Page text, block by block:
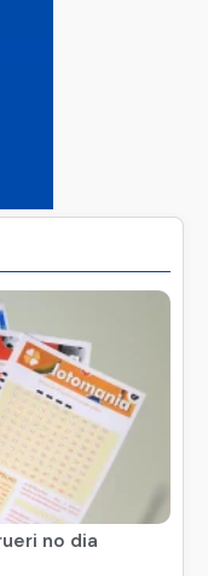
no dia